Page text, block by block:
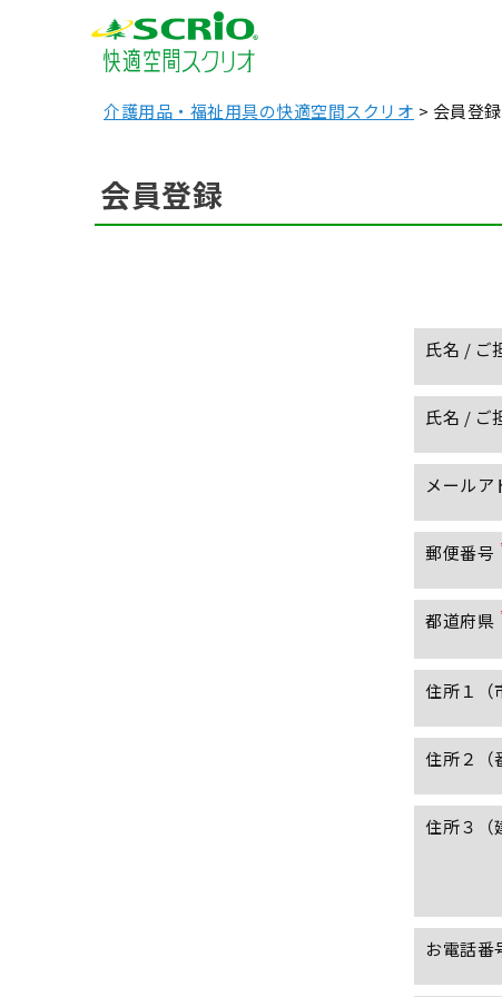
介護用品・福祉用具の快適空間スクリオ 会員登録
会員登録
氏名 / ご
氏名 / ご
メールア
郵便番号
都道府県
住所１（
住所２（
住所３（
お電話番